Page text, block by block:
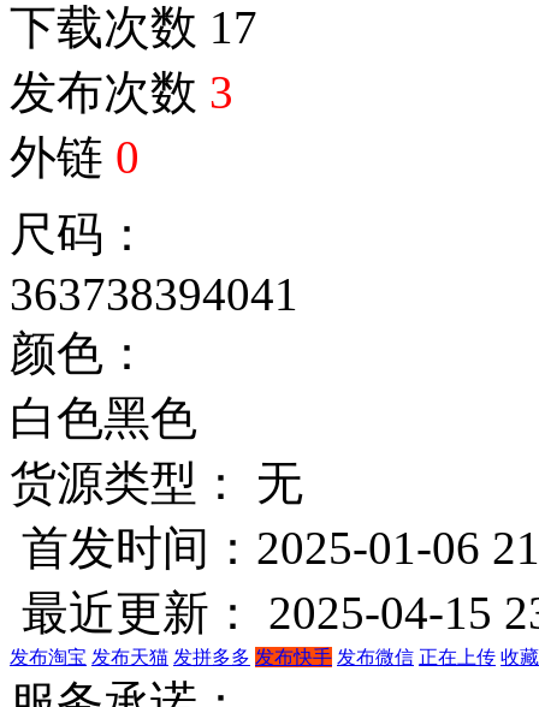
下载次数 17
发布次数 3
外链 0
尺码：
363738394041
颜色：
白色黑色
货源类型： 无
首发时间：2025-01-06
最近更新： 2025-04-15
发布淘宝 发布天猫 发拼多多 发布快手 发布微信 正在上传 收